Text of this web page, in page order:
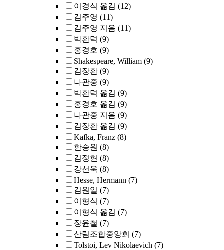
이경식 옮김 (12)
김주영 (11)
김주영 지음 (11)
박환덕 (9)
홍경호 (9)
Shakespeare, William (9)
김장환 (9)
나관중 (9)
박환덕 옮김 (9)
홍경호 옮김 (9)
나관중 지음 (9)
김장환 옮김 (9)
Kafka, Franz (8)
한승원 (8)
김정현 (8)
강선욱 (8)
Hesse, Hermann (7)
김원일 (7)
이형식 (7)
이형식 옮김 (7)
장윤철 (7)
산림조합중앙회 (7)
Tolstoi, Lev Nikolaevich (7)